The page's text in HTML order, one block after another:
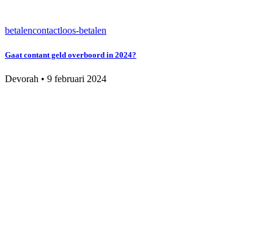
betalencontactloos-betalen
Gaat contant geld overboord in 2024?
Devorah • 9 februari 2024